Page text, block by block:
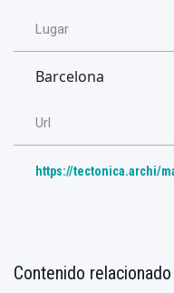
Lugar
Barcelona
Url
https://tectonica.archi/
Contenido relacionado